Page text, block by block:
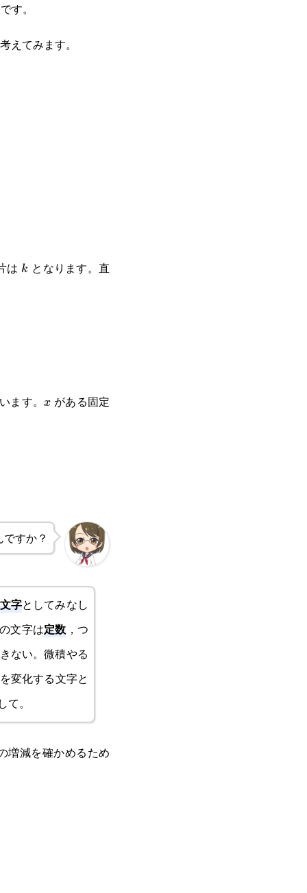
す。
えてみます。
は k
k となります。直
ます。x
x がある固定
すか？
字としてみなし
文字は定数 ，つ
ない。微積やる
変化する文字と
。
増減を確かめるため